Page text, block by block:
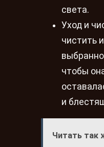
света.
Уход и
чистить
чтобы
и
Читать так